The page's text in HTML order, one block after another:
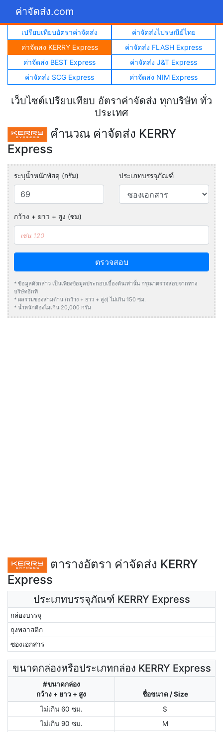
ค่าจัดส่ง.com
เปรียบเทียบอัตราค่าจัดส่ง
ค่าจัดส่งไปรษณีย์ไทย
ค่าจัดส่ง KERRY Express
ค่าจัดส่ง FLASH Express
ค่าจัดส่ง BEST Express
ค่าจัดส่ง J&T Express
ค่าจัดส่ง SCG Express
ค่าจัดส่ง NIM Express
เว็บไซต์เปรียบเทียบ อัตราค่าจัดส่ง ทุกบริษัท ทั่ว
ประเทศ
คำนวณ ค่าจัดส่ง KERRY
Express
ระบุน้ำหนักพัสดุ (กรัม) ประเภทบรรจุภัณฑ์
กว้าง + ยาว + สูง (ซม)
ตรวจสอบ
* ข้อมูลดังกล่าว เป็นเพียงข้อมูลประกอบเบื้องต้นเท่านั้น กรุณาตรวจสอบจากทาง
บริษัทอีกที
* ผลรวมของสามด้าน (กว้าง + ยาว + สูง) ไม่เกิน 150 ซม.
* น้ำหนักต้องไมเกิน 20,000 กรัม
ตารางอัตรา ค่าจัดส่ง KERRY
Express
ประเภทบรรจุภัณฑ์ KERRY Express
กล่องบรรจุ
ถุงพลาสติก
ซองเอกสาร
ขนาดกล่องหรือประเภทกล่อง KERRY Express
#ขนาดกล่อง
กว้าง + ยาว + สูง
ชื่อขนาด / Size
ไม่เกิน 60 ซม.
S
ไม่เกิน 90 ซม.
M